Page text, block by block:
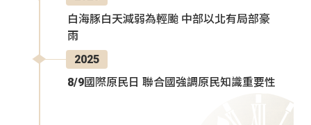
白海豚白天減弱為輕颱 中部以北有局部豪
雨
2025
8/9國際原民日 聯合國強調原民知識重要性